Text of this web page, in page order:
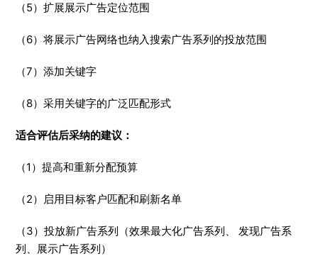
（5）扩展展示广告定位范围
（6）将展示广告网络也纳入搜索广告系列的投放范围
（7）添加关键字
（8）采用关键字的广泛匹配形式
适合评估后采纳的建议 ：
（1）提高和重新分配预算
（2）启用目标客户匹配和刷新名单
（3）投放新广告系列（效果最大化广告系列、 发现广告系
列、展示广告系列）